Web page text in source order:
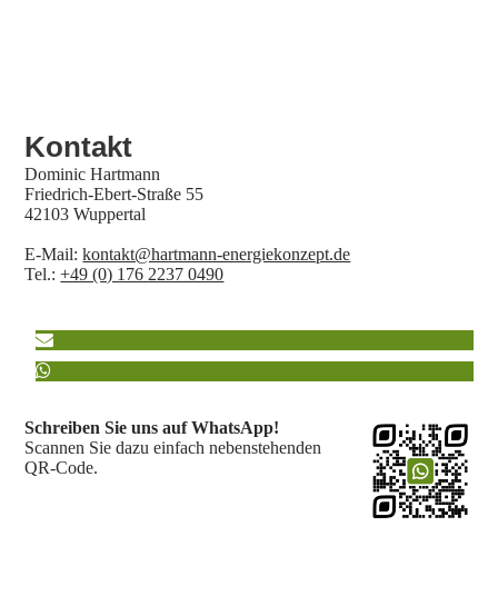
Kontakt
Dominic Hartmann
Friedrich-Ebert-Straße 55
42103 Wuppertal
E-Mail:kontakt@hartmann-energiekonzept.de
Tel.:+49 (0) 176 2237 0490
Schreiben Sie uns auf WhatsApp!​
Scannen Sie dazu einfach nebenstehenden
QR-Code.